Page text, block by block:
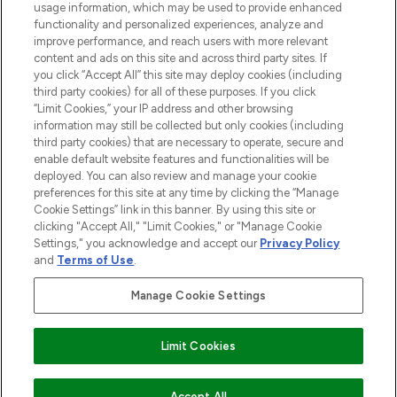
Do Not Sell or Share My Personal
Information
AIDE ET INFORMATIONS
INFORMATIONS GÉNÉRALES
À PROPOS DE LOOKFANTASTIC
2026 THG Beauty Europe GmbH Maximilianstrasse 54 80538 Munich
Payer en toute sécurité avec
usage information, which may be used to provide enhanced
functionality and personalized experiences, analyze and
improve performance, and reach users with more relevant
content and ads on this site and across third party sites. If
you click “Accept All” this site may deploy cookies (including
third party cookies) for all of these purposes. If you click
“Limit Cookies,” your IP address and other browsing
information may still be collected but only cookies (including
third party cookies) that are necessary to operate, secure and
enable default website features and functionalities will be
deployed. You can also review and manage your cookie
preferences for this site at any time by clicking the “Manage
Cookie Settings” link in this banner. By using this site or
clicking "Accept All," "Limit Cookies," or "Manage Cookie
Settings," you acknowledge and accept our Privacy Policy
and Terms of Use.
Manage Cookie Settings
Limit Cookies